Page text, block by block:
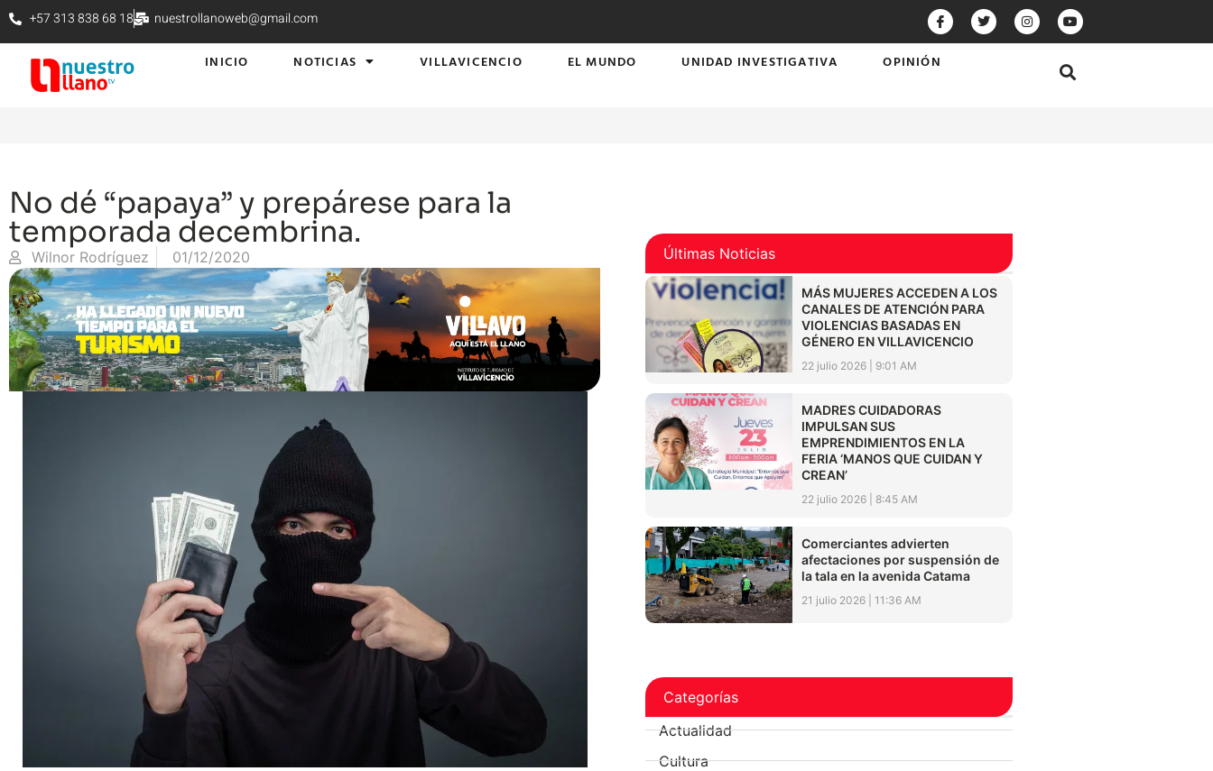
+57 313 838 68 18 nuestrollanoweb@gmail.com
INICIO NOTICIAS VILLAVICENCIO EL MUNDO UNIDAD INVESTIGATIVA OPINIÓN
No dé “papaya” y prepárese para la
temporada decembrina.
Wilnor Rodríguez 01/12/2020 Últimas Noticias
MÁS MUJERES ACCEDEN A LOS
CANALES DE ATENCIÓN PARA
VIOLENCIAS BASADAS EN
GÉNERO EN VILLAVICENCIO
22 julio 2026 9:01 AM
MADRES CUIDADORAS
IMPULSAN SUS
EMPRENDIMIENTOS EN LA
FERIA ‘MANOS QUE CUIDAN Y
CREAN’
22 julio 2026 8:45 AM
Comerciantes advierten
afectaciones por suspensión de
la tala en la avenida Catama
21 julio 2026 11:36 AM
Categorías
Actualidad
Cultura